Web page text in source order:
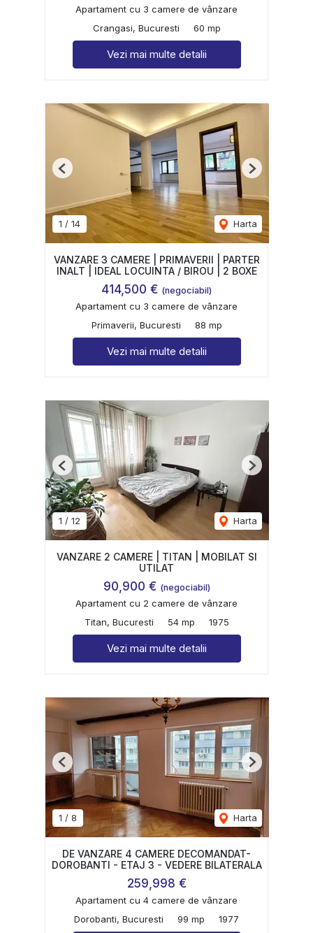
Apartament cu 3 camere de vânzare
Crangasi, Bucuresti
60 mp
Vezi mai multe detalii
1 / 14 Harta
Previous Next
VANZARE 3 CAMERE | PRIMAVERII | PARTER
INALT | IDEAL LOCUINTA / BIROU | 2 BOXE
414,500 € (negociabil)
Apartament cu 3 camere de vânzare
Primaverii, Bucuresti
88 mp
Vezi mai multe detalii
1 / 12 Harta
Previous Next
VANZARE 2 CAMERE | TITAN | MOBILAT SI
UTILAT
90,900 € (negociabil)
Apartament cu 2 camere de vânzare
Titan, Bucuresti
54 mp 1975
Vezi mai multe detalii
1 / 8 Harta
Previous Next
DE VANZARE 4 CAMERE DECOMANDAT-
DOROBANTI - ETAJ 3 - VEDERE BILATERALA
259,998 €
Apartament cu 4 camere de vânzare
Dorobanti, Bucuresti
99 mp 1977